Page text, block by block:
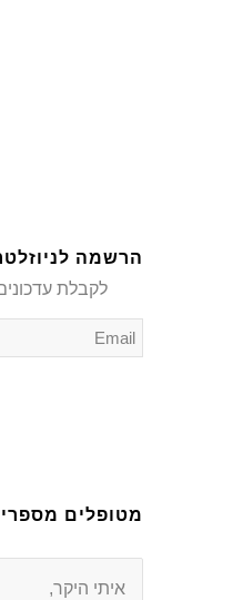
הרשמה
לקבלת
מטופלים
איתי היקר,
כשאומרים